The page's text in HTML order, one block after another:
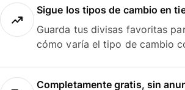
Sigue los tipos de cambio en
Guarda tus divisas favoritas
cómo varía el tipo de cambio
Completamente gratis, sin